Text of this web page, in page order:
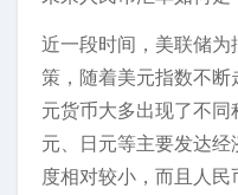
近一段时间，美联储
策，随着美元指数不
元货币大多出现了不
元、日元等主要发达
度相对较小，而且人民